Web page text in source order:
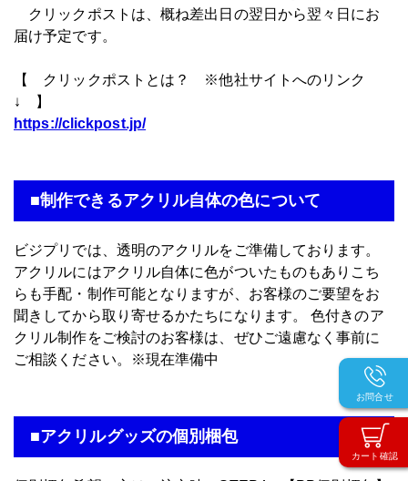
カート確認
お問合せ
クリックポストは、概ね差出日の翌日から翌々日にお
届け予定です。
【 クリックポストとは？ ※他社サイトへのリンク
↓ 】
https://clickpost.jp/
■制作できるアクリル自体の色について
ビジプリでは、透明のアクリルをご準備しております。
アクリルにはアクリル自体に色がついたものもありこち
らも手配・制作可能となりますが、お客様のご要望をお
聞きしてから取り寄せるかたちになります。 色付きのア
クリル制作をご検討のお客様は、ぜひご遠慮なく事前に
ご相談ください。※現在準備中
■アクリルグッズの個別梱包